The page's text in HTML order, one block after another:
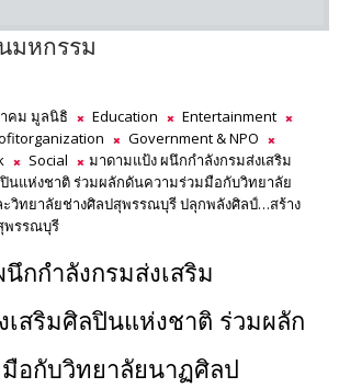
มหกรรม
คม มูลนิธิ Education
Entertainment
Government & NPO
Social
มาดามแป้ง ผนึกกำลังกรมส่งเสริม
นแห่งชาติ ร่วมผลักดันความร่วมมือกับวิทยาลัย
วิทยาลัยช่างศิลปสุพรรณบุรี ปลุกพลังศิลป์…สร้าง
พรรณบุรี
กกำลังกรมส่งเสริม
สริมศิลปินแห่งชาติ ร่วมผลัก
อกับวิทยาลัยนาฏศิลป